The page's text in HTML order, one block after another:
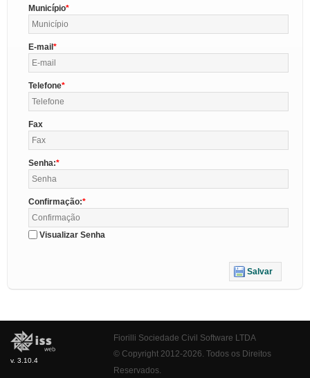
Município
E-mail
Telefone
Fax
Senha:
Confirmação:
Visualizar Senha
Salvar
v. 3.10.4
Fiorilli Sociedade Civil Software LTDA
© Copyright 2012-2026. Todos os Direitos
Reservados.